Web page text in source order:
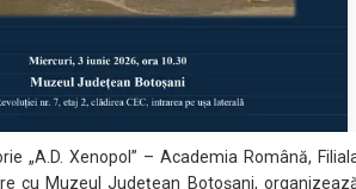
„A.D. Xenopol” – Academia Română,
cu Muzeul Județean Botoșani,